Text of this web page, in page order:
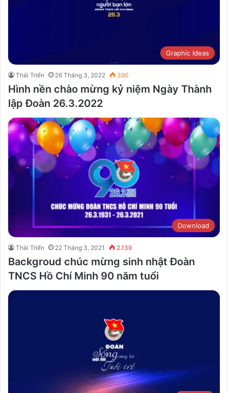
Graphic Ideas
Thái Triển 26 Tháng 3, 2022 390
Hình nền chào mừng kỷ niệm Ngày Thành
lập Đoàn 26.3.2022
Download
Thái Triển 22 Tháng 3, 2021 2.139
Backgroud chúc mừng sinh nhật Đoàn
TNCS Hồ Chí Minh 90 năm tuổi